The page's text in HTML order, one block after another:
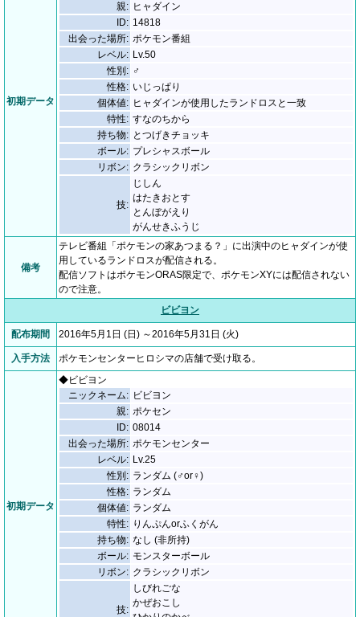
初期データ
親: ヒャダイン
ID: 14818
出会った場所: ポケモン番組
レベル: Lv.50
性別: ♂
性格: いじっぱり
個体値: ヒャダインが使用したランドロスと一致
特性: すなのちから
持ち物: とつげきチョッキ
ボール: プレシャスボール
リボン: クラシックリボン
技:
じしん
はたきおとす
とんぼがえり
がんせきふうじ
備考
テレビ番組「ポケモンの家あつまる？」に出演中のヒャダインが使
用しているランドロスが配信される。
配信ソフトはポケモンORAS限定で、ポケモンXYには配信されない
ので注意。
ビビヨン
配布期間 2016年5月1日 (日) ～2016年5月31日 (火)
入手方法 ポケモンセンターヒロシマの店舗で受け取る。
初期データ
◆ビビヨン
ニックネーム: ビビヨン
親: ポケセン
ID: 08014
出会った場所: ポケモンセンター
レベル: Lv.25
性別: ランダム (♂or♀)
性格: ランダム
個体値: ランダム
特性: りんぷんorふくがん
持ち物: なし (非所持)
ボール: モンスターボール
リボン: クラシックリボン
技:
しびれごな
かぜおこし